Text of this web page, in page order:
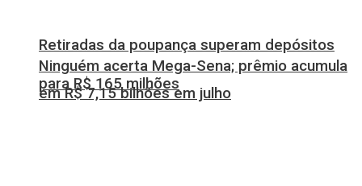
Retiradas da poupança superam depósitos
em R$ 7,15 bilhões em julho
Ninguém acerta Mega-Sena; prêmio acumula
para R$ 165 milhões